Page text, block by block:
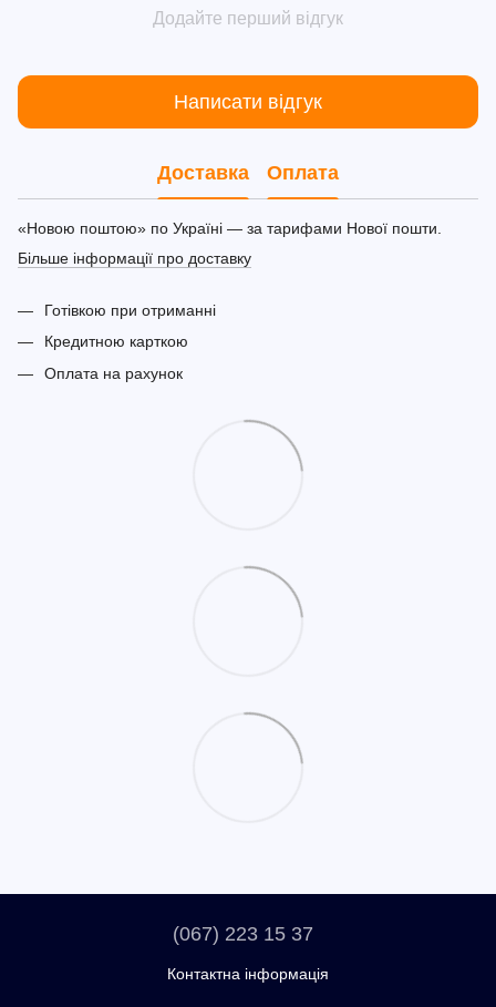
Додайте перший відгук
Написати відгук
Доставка Оплата
«Новою поштою» по Україні — за тарифами Нової пошти.
Більше інформації про доставку
Готівкою при отриманні
Кредитною карткою
Оплата на рахунок
(067) 223 15 37
Контактна інформація